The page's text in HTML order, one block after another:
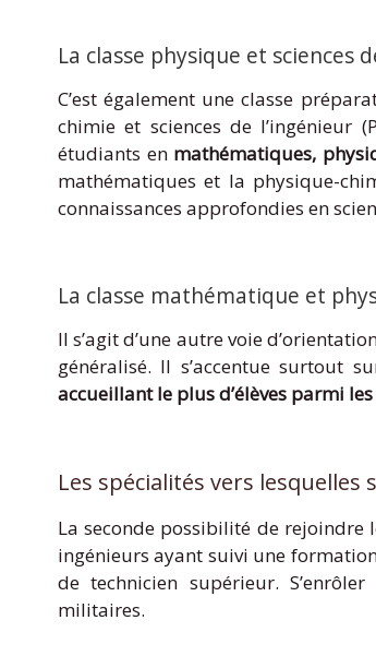
La classe physique et sciences
C’est également une classe
chimie et sciences de l’ingénieur
étudiants en mathématiques,
mathématiques et la physique-
connaissances approfondies en
La classe mathématique et
Il s’agit d’une autre voie
généralisé. Il s’accentue surtout
accueillant le plus d’élèves parmi
Les spécialités vers lesquelles
La seconde possibilité de rejoindre
ingénieurs ayant suivi une
de technicien supérieur.
militaires.